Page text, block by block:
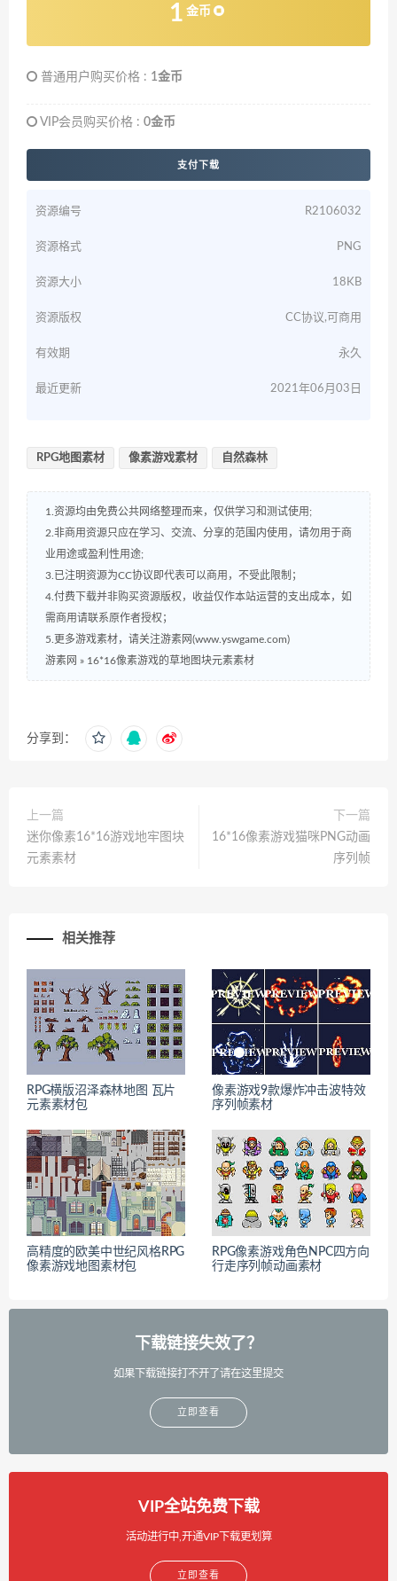
1 金币
普通用户购买价格 : 1金币
VIP会员购买价格 : 0金币
支付下载
资源编号 R2106032
资源格式 PNG
资源大小 18KB
资源版权 CC协议,可商用
有效期 永久
最近更新 2021年06月03日
RPG地图素材 像素游戏素材 自然森林
1.资源均由免费公共网络整理而来，仅供学习和测试使用;
2.非商用资源只应在学习、交流、分享的范围内使用，请勿用于商
业用途或盈利性用途;
3.已注明资源为CC协议即代表可以商用，不受此限制；
4.付费下载并非购买资源版权，收益仅作本站运营的支出成本，如
需商用请联系原作者授权；
5.更多游戏素材，请关注游素网(www.yswgame.com)
游素网 » 16*16像素游戏的草地图块元素素材
分享到：
上一篇
迷你像素16*16游戏地牢图块
元素素材
下一篇
16*16像素游戏猫咪PNG动画
序列帧
相关推荐
RPG横版沼泽森林地图 瓦片
元素素材包
像素游戏9款爆炸冲击波特效
序列帧素材
高精度的欧美中世纪风格RPG
像素游戏地图素材包
RPG像素游戏角色NPC四方向
行走序列帧动画素材
下载链接失效了？
如果下载链接打不开了请在这里提交
立即查看
VIP全站免费下载
活动进行中,开通VIP下载更划算
立即查看